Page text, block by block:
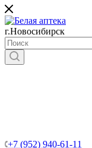
г.Новосибирск
+7 (952) 940-61-11